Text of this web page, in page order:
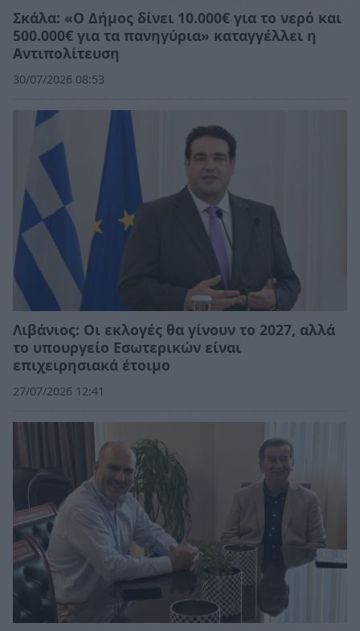
Σκάλα: «Ο Δήμος δίνει 10.000€ για το νερό και
500.000€ για τα πανηγύρια» καταγγέλλει η
Αντιπολίτευση
30/07/2026 08:53
Λιβάνιος: Οι εκλογές θα γίνουν το 2027, αλλά
το υπουργείο Εσωτερικών είναι
επιχειρησιακά έτοιμο
27/07/2026 12:41